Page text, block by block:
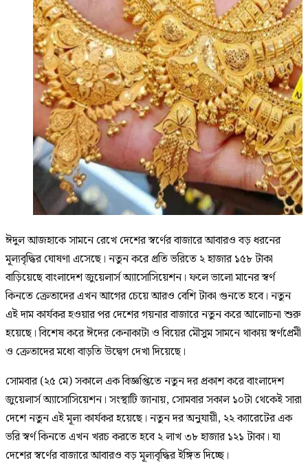
ঈদুল আজহাকে সামনে রেখে দেশের স্বর্ণের বাজারে আবারও বড় ধরনের
মূল্যবৃদ্ধির ঘোষণা এসেছে। নতুন করে প্রতি ভরিতে ২ হাজার ১৫৮ টাকা
বাড়িয়েছে বাংলাদেশ জুয়েলার্স অ্যাসোসিয়েশন। ফলে ভালো মানের স্বর্ণ
কিনতে ক্রেতাদের এখন আগের চেয়ে আরও বেশি টাকা গুনতে হবে। নতুন
এই দাম কার্যকর হওয়ার পর দেশের গয়নার বাজারে নতুন করে আলোচনা শুরু
হয়েছে। বিশেষ করে ঈদের কেনাকাটা ও বিয়ের মৌসুম সামনে থাকায় স্বর্ণপ্রেমী
ও ক্রেতাদের মধ্যে বাড়তি উদ্বেগ দেখা দিয়েছে।
সোমবার (২৫ মে) সকালে এক বিজ্ঞপ্তিতে নতুন দর প্রকাশ করে বাংলাদেশ
জুয়েলার্স অ্যাসোসিয়েশন। সংস্থাটি জানায়, সোমবার সকাল ১০টা থেকেই সারা
দেশে নতুন এই মূল্য কার্যকর হয়েছে। নতুন দর অনুযায়ী, ২২ ক্যারেটের এক
ভরি স্বর্ণ কিনতে এখন খরচ করতে হবে ২ লাখ ৩৮ হাজার ১২১ টাকা। যা
দেশের স্বর্ণের বাজারে আবারও বড় মূল্যবৃদ্ধির ইঙ্গিত দিচ্ছে।